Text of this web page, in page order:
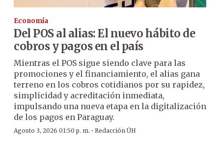
Economía
Del POS al alias: El nuevo hábito de
cobros y pagos en el país
Mientras el POS sigue siendo clave para las
promociones y el financiamiento, el alias gana
terreno en los cobros cotidianos por su rapidez,
simplicidad y acreditación inmediata,
impulsando una nueva etapa en la digitalización
de los pagos en Paraguay.
Agosto 3, 2026 01:50 p. m. · Redacción ÚH